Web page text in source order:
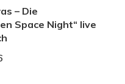
– Die
Space Night“ live